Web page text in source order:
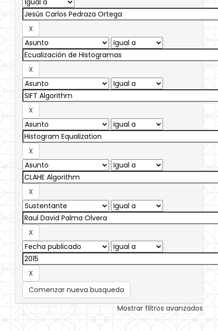
Comenzar nueva busqueda
Mostrar filtros avanzados